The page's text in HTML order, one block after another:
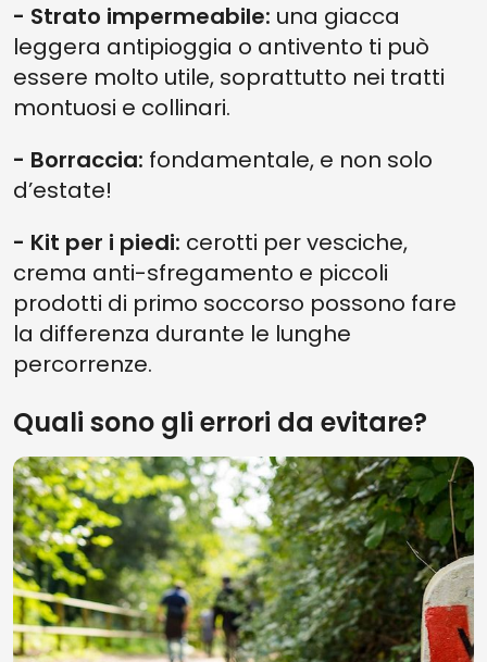
- Strato impermeabile: una giacca
leggera antipioggia o antivento ti può
essere molto utile, soprattutto nei tratti
montuosi e collinari.
- Borraccia: fondamentale, e non solo
d’estate!
- Kit per i piedi: cerotti per vesciche,
crema anti-sfregamento e piccoli
prodotti di primo soccorso possono fare
la differenza durante le lunghe
percorrenze.
Quali sono gli errori da evitare?